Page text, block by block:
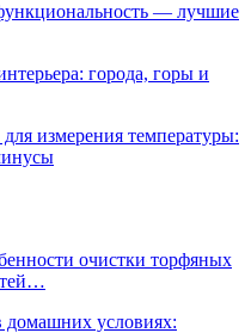
— лучшие
города, горы и
измерения температуры:
очистки торфяных
домашних условиях: